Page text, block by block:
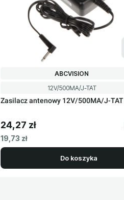
Kod produktu
12V/500MA/J-TAT
Zasilacz antenowy 12V/500MA/J-TAT
PRODUCENT
ABCVISION
Cena brutto
24,27 zł
Cena netto
19,73 zł
Do koszyka